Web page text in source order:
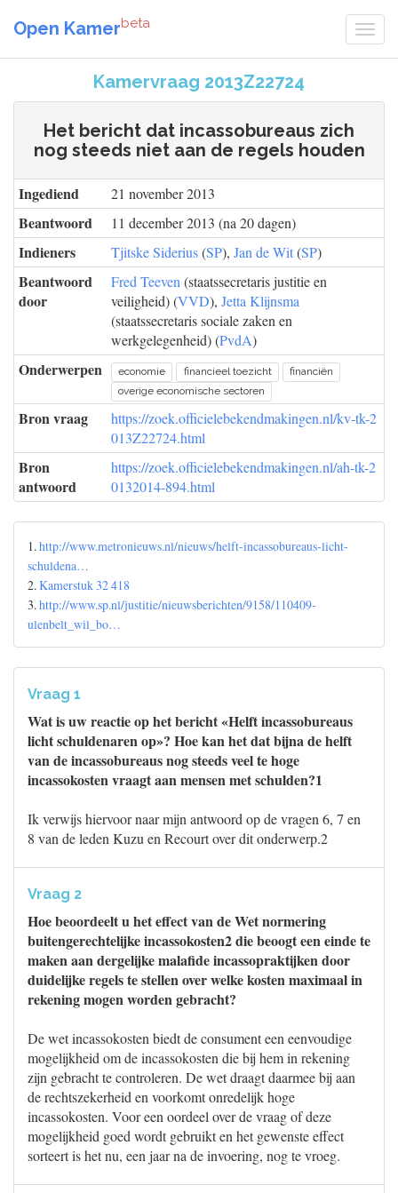
Open Kamerbeta
Kamervraag 2013Z22724
Het bericht dat incassobureaus zich
nog steeds niet aan de regels houden
Ingediend 21 november 2013
Beantwoord 11 december 2013 (na 20 dagen)
Indieners Tjitske Siderius(SP), Jan de Wit(SP)
Beantwoord
door
Fred Teeven (staatssecretaris justitie en
veiligheid) (VVD), Jetta Klijnsma
(staatssecretaris sociale zaken en
werkgelegenheid) (PvdA)
Onderwerpen economie financieel toezicht
financiën
overige economische sectoren
Bron vraag
https://zoek.officielebekendmakingen.nl/kv-tk-2
013Z22724.html
Bron
antwoord
https://zoek.officielebekendmakingen.nl/ah-tk-2
0132014-894.html
1.http://www.metronieuws.nl/nieuws/helft-incassobureaus-licht-
schuldena…
2.Kamerstuk 32 418
3.http://www.sp.nl/justitie/nieuwsberichten/9158/110409-
ulenbelt_wil_bo…
Vraag 1
Wat is uw reactie op het bericht «Helft incassobureaus
licht schuldenaren op»? Hoe kan het dat bijna de helft
van de incassobureaus nog steeds veel te hoge
incassokosten vraagt aan mensen met schulden?1
Ik verwijs hiervoor naar mijn antwoord op de vragen 6, 7 en
8 van de leden Kuzu en Recourt over dit onderwerp.2
Vraag 2
Hoe beoordeelt u het effect van de Wet normering
buitengerechtelijke incassokosten2 die beoogt een einde te
maken aan dergelijke malafide incassopraktijken door
duidelijke regels te stellen over welke kosten maximaal in
rekening mogen worden gebracht?
De wet incassokosten biedt de consument een eenvoudige
mogelijkheid om de incassokosten die bij hem in rekening
zijn gebracht te controleren. De wet draagt daarmee bij aan
de rechtszekerheid en voorkomt onredelijk hoge
incassokosten. Voor een oordeel over de vraag of deze
mogelijkheid goed wordt gebruikt en het gewenste effect
sorteert is het nu, een jaar na de invoering, nog te vroeg.